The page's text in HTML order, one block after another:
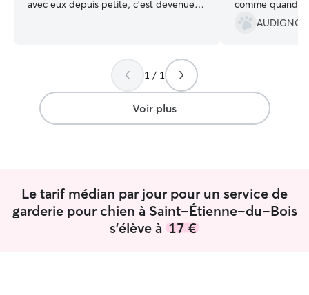
avec eux depuis petite, c’est devenue
temps partiel, je suis donc disponible
tout les jours de la semaine pour le
moment. A partie du matin à 10 heures
Je suis en appartement, il sera donc en
comme quand
recommande,
ballades en
1 / 1
Voir plus
Le tarif médian par jour pour un service de
garderie pour chien à Saint-Étienne-du-Bois
s'élève à 17 €